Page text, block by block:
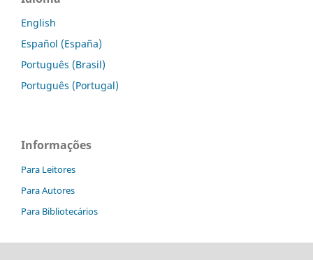
English
Español (España)
Português (Brasil)
Português (Portugal)
Informações
Para Leitores
Para Autores
Para Bibliotecários